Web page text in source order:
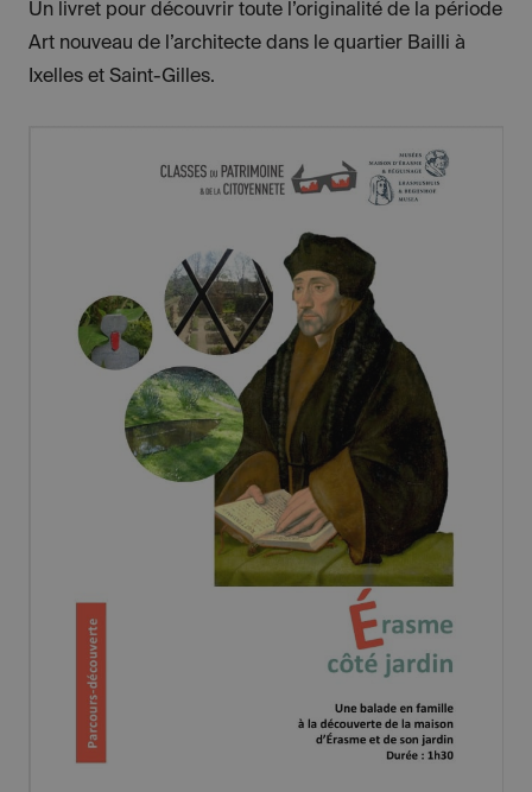
Un livret pour découvrir toute l’originalité de la période
Art nouveau de l’architecte dans le quartier Bailli à
Ixelles et Saint-Gilles.